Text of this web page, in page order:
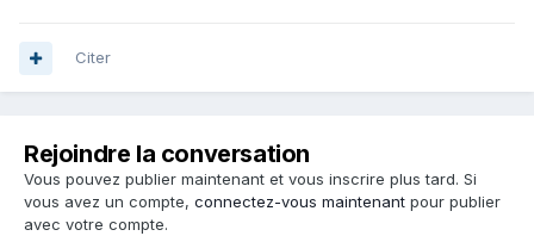
Citer
Rejoindre la conversation
Vous pouvez publier maintenant et vous inscrire plus tard. Si
vous avez un compte, connectez-vous maintenant pour publier
avec votre compte.